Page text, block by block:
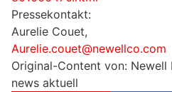
Pressekontakt:
Aurelie Couet,
Aurelie.couet@newellco.com
Original-Content von:
news aktuell